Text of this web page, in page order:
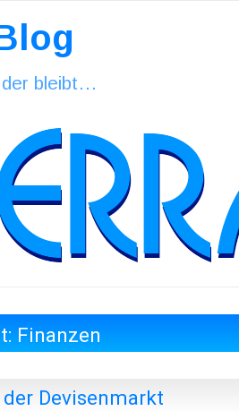
bleibt…
Finanzen
der Devisenmarkt